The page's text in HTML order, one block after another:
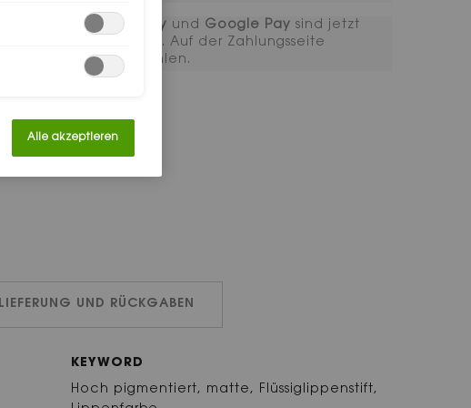
Apple Pay und Google Pay sind jetzt
verfügbar. Auf der Zahlungsseite
auszuwählen.
LIEFERUNG UND RÜCKGABEN
KEYWORD
Hoch pigmentiert, matte, Flüssiglippenstift,
Alle akzeptieren